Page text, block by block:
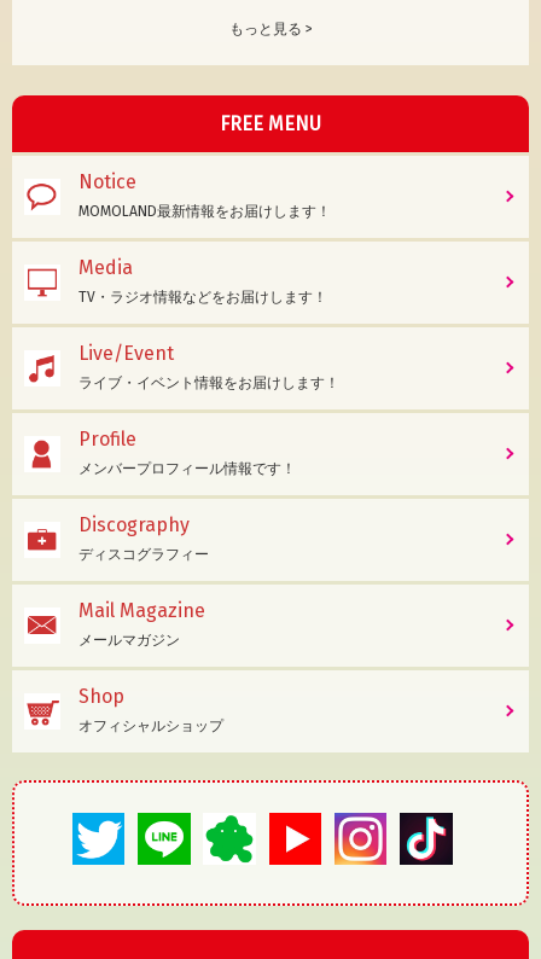
もっと見る >
FREE MENU
Notice
MOMOLAND最新情報をお届けします！
Media
TV・ラジオ情報などをお届けします！
Live/Event
ライブ・イベント情報をお届けします！
Profile
メンバープロフィール情報です！
Discography
ディスコグラフィー
Mail Magazine
メールマガジン
Shop
オフィシャルショップ